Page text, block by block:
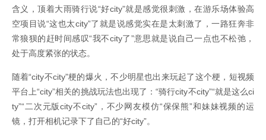
含义，顶着大雨骑行说“好city”就是感觉很刺激，在游乐场体验高
空项目说“这也太city”了就是说感觉实在是太刺激了，一路狂奔非
常狼狈的赶时间感叹“我不city了”意思就是说自己一点也不松弛，
处于高度紧张的状态。
随着“city不city”梗的爆火，不少明星也出来玩起了这个梗，短视频
平台上“city”相关的挑战玩法也出现了：“骑行city不city”“就是这么ci
ty”“二次元版city不city”，不少网友模仿“保保熊”和妹妹视频的运
镜，打开相机记录下了自己的“好city”。